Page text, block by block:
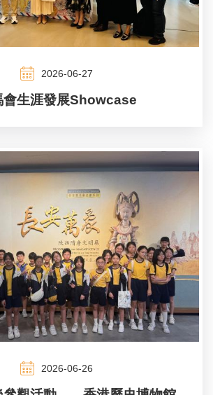
2026-06-27
會生涯發展Showcase
2026-06-26